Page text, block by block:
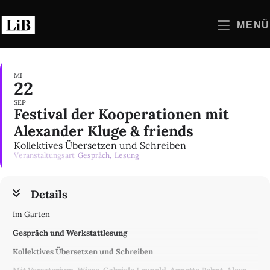
Inhalt
springen
MENÜ
MI
22
SEP
Festival der Kooperationen mit
Alexander Kluge & friends
Kollektives Übersetzen und Schreiben
Veranstaltungsart Gespräch, Lesung
Details
Im Garten
Gespräch und Werkstattlesung
Kollektives Übersetzen und Schreiben